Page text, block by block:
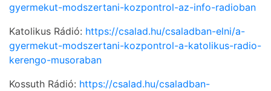
gyermekut-modszertani-kozpontrol-az-info-radioban
Katolikus Rádió: https://csalad.hu/csaladban-elni/a-
gyermekut-modszertani-kozpontrol-a-katolikus-radio-
kerengo-musoraban
Kossuth Rádió: https://csalad.hu/csaladban-